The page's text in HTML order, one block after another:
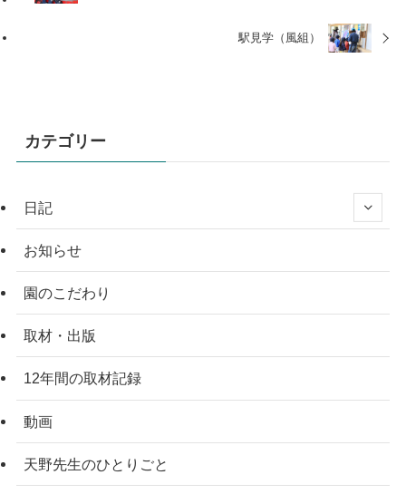
駅見学（風組）
カテゴリー
日記
お知らせ
園のこだわり
取材・出版
12年間の取材記録
動画
天野先生のひとりごと